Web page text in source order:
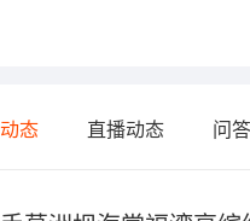
动态 直播动态 问答